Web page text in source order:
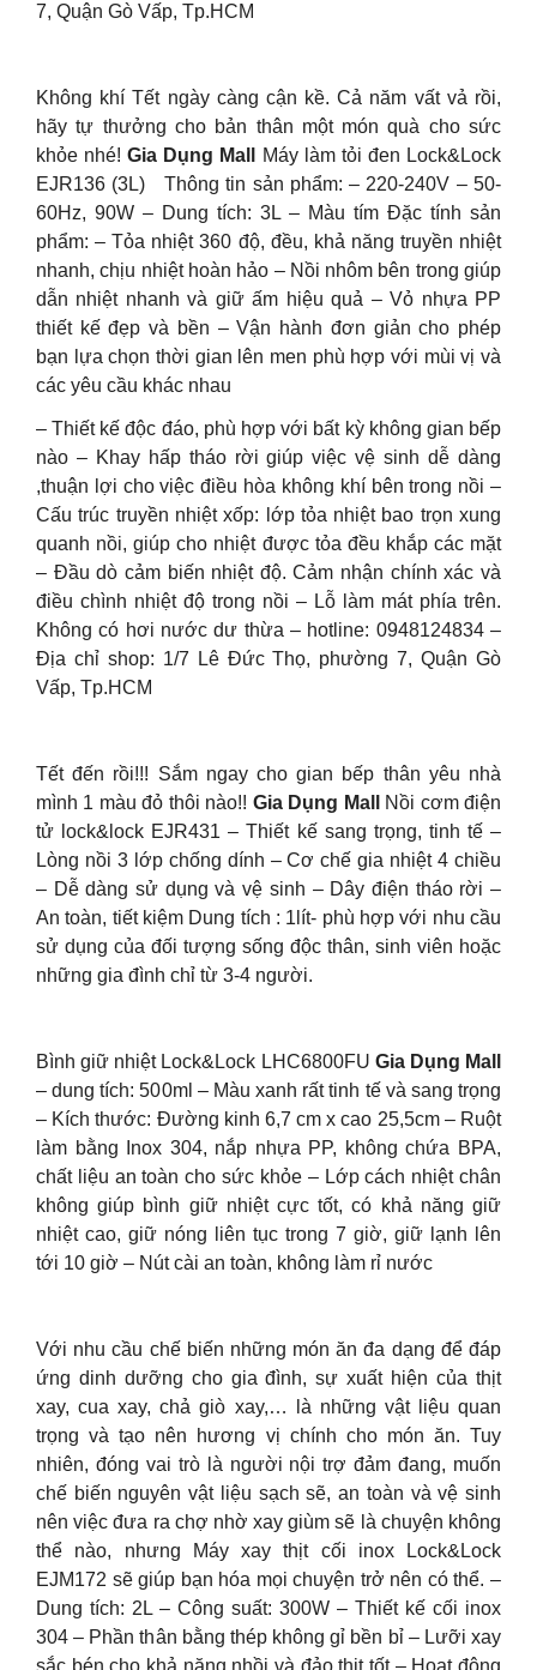
7, Quận Gò Vấp, Tp.HCM
Không khí Tết ngày càng cận kề. Cả năm vất vả rồi,
hãy tự thưởng cho bản thân một món quà cho sức
khỏe nhé!Gia Dụng Mall
Máy làm tỏi đen Lock&Lock
EJR136 (3L) Thông tin sản phẩm: – 220-240V – 50-
60Hz, 90W – Dung tích: 3L – Màu tím Đặc tính sản
phẩm: – Tỏa nhiệt 360 độ, đều, khả năng truyền nhiệt
nhanh, chịu nhiệt hoàn hảo – Nồi nhôm bên trong giúp
dẫn nhiệt nhanh và giữ ấm hiệu quả – Vỏ nhựa PP
thiết kế đẹp và bền – Vận hành đơn giản cho phép
bạn lựa chọn thời gian lên men phù hợp với mùi vị và
các yêu cầu khác nhau
– Thiết kế độc đáo, phù hợp với bất kỳ không gian bếp
nào – Khay hấp tháo rời giúp việc vệ sinh dễ dàng
,thuận lợi cho việc điều hòa không khí bên trong nồi –
Cấu trúc truyền nhiệt xốp: lớp tỏa nhiệt bao trọn xung
quanh nồi, giúp cho nhiệt được tỏa đều khắp các mặt
– Đầu dò cảm biến nhiệt độ. Cảm nhận chính xác và
điều chình nhiệt độ trong nồi – Lỗ làm mát phía trên.
Không có hơi nước dư thừa – hotline: 0948124834 –
Địa chỉ shop: 1/7 Lê Đức Thọ, phường 7, Quận Gò
Vấp, Tp.HCM
Tết đến rồi!!! Sắm ngay cho gian bếp thân yêu nhà
mình 1 màu đỏ thôi nào!! Gia Dụng Mall
Nồi cơm điện
tử lock&lock EJR431 – Thiết kế sang trọng, tinh tế –
Lòng nồi 3 lớp chống dính – Cơ chế gia nhiệt 4 chiều
– Dễ dàng sử dụng và vệ sinh – Dây điện tháo rời –
An toàn, tiết kiệm Dung tích : 1lít- phù hợp với nhu cầu
sử dụng của đối tượng sống độc thân, sinh viên hoặc
những gia đình chỉ từ 3-4 người.
Bình giữ nhiệt Lock&Lock LHC6800FU Gia Dụng Mall
– dung tích: 500ml – Màu xanh rất tinh tế và sang trọng
– Kích thước: Đường kinh 6,7 cm x cao 25,5cm – Ruột
làm bằng Inox 304, nắp nhựa PP, không chứa BPA,
chất liệu an toàn cho sức khỏe – Lớp cách nhiệt chân
không giúp bình giữ nhiệt cực tốt, có khả năng giữ
nhiệt cao, giữ nóng liên tục trong 7 giờ, giữ lạnh lên
tới 10 giờ – Nút cài an toàn, không làm rỉ nước
Với nhu cầu chế biến những món ăn đa dạng để đáp
ứng dinh dưỡng cho gia đình, sự xuất hiện của thịt
xay, cua xay, chả giò xay,… là những vật liệu quan
trọng và tạo nên hương vị chính cho món ăn. Tuy
nhiên, đóng vai trò là người nội trợ đảm đang, muốn
chế biến nguyên vật liệu sạch sẽ, an toàn và vệ sinh
nên việc đưa ra chợ nhờ xay giùm sẽ là chuyện không
thể nào, nhưng Máy xay thịt cối inox Lock&Lock
EJM172 sẽ giúp bạn hóa mọi chuyện trở nên có thể. –
Dung tích: 2L – Công suất: 300W – Thiết kế cối inox
304 – Phần thân bằng thép không gỉ bền bỉ – Lưỡi xay
sắc bén cho khả năng nhồi và đảo thịt tốt – Hoạt động